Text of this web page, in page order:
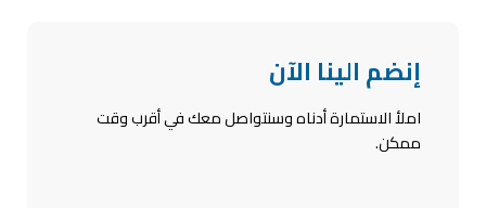
إنضم الينا الآن
املأ الاستمارة أدناه وسنتواصل معك في أقرب وقت
ممكن.